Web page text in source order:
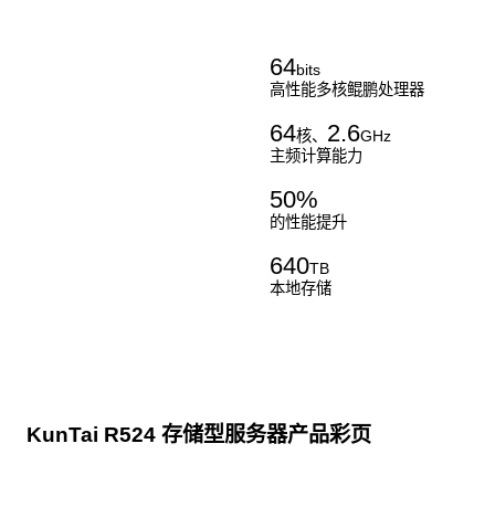
64bits
高性能多核鲲鹏处理器
64核、 2.6GHz
主频计算能力
50%
的性能提升
640TB
本地存储
KunTai R524 存储型服务器产品彩页